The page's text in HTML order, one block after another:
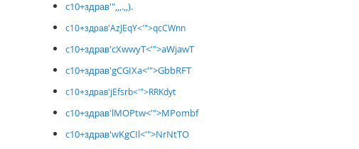
c10+здрав'",,,.,,).
c10+здрав'AzJEqY<'">qcCWnn
c10+здрав'cXwwyT<'">aWjawT
c10+здрав'gCGIXa<'">GbbRFT
c10+здрав'jEfsrb<'">RRKdyt
c10+здрав'lMOPtw<'">MPombf
c10+здрав'wKgCIl<'">NrNtTO